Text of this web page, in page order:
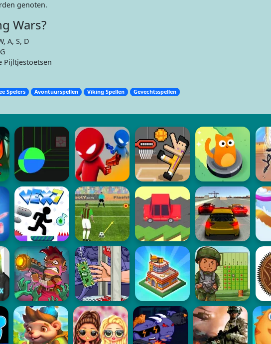
genoten.
Wars?
A, S, D
Pijltjestoetsen
Spelers Avontuurspellen Viking Spellen Gevechtsspellen